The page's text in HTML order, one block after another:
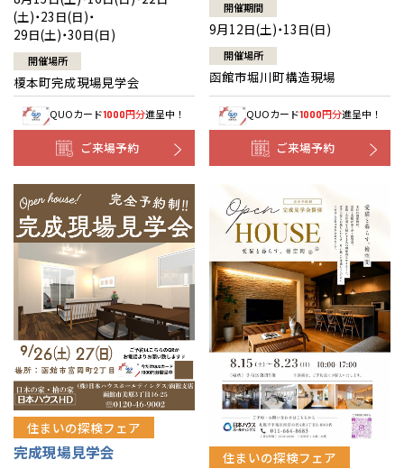
(土)・23日(日)・
29日(土)・30日(日)
開催場所
榎本町完成現場見学会
QUOカード1000円分進呈中！
ご来場予約
開催期間
9月12日(土)・13日(日)
開催場所
函館市堀川町構造現場
QUOカード1000円分進呈中！
ご来場予約
住まいの探検フェア
完成現場見学会 住まいの探検フェア